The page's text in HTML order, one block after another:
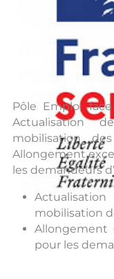
Pôle Emploi
Actualisation
mobilisation
Allongement
les demandeurs
mobilisation
Allongement
pour les